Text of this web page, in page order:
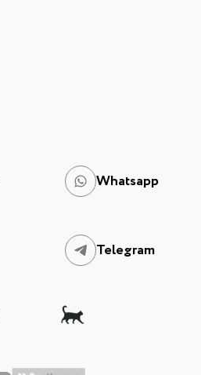
Whatsapp
Telegram